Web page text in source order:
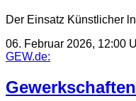
Der Einsatz Künstlicher
06. Februar 2026, 12:00
GEW.de: